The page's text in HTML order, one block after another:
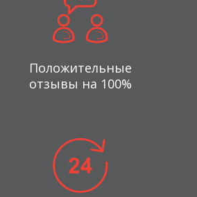
Положительные
отзывы на 100%